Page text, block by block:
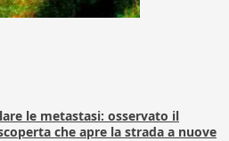
le metastasi: osservato il
che apre la strada a nuove